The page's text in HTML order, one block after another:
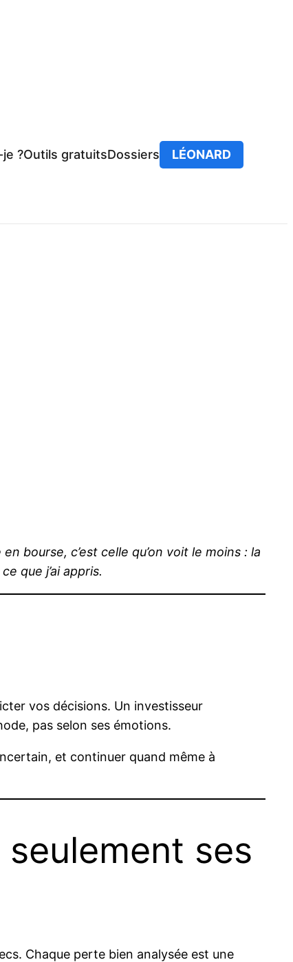
?Outils gratuitsDossiers LÉONARD
bourse, c’est celle qu’on voit le moins : la
que j’ai appris.
vos décisions. Un investisseur
pas selon ses émotions.
et continuer quand même à
ses
Chaque perte bien analysée est une